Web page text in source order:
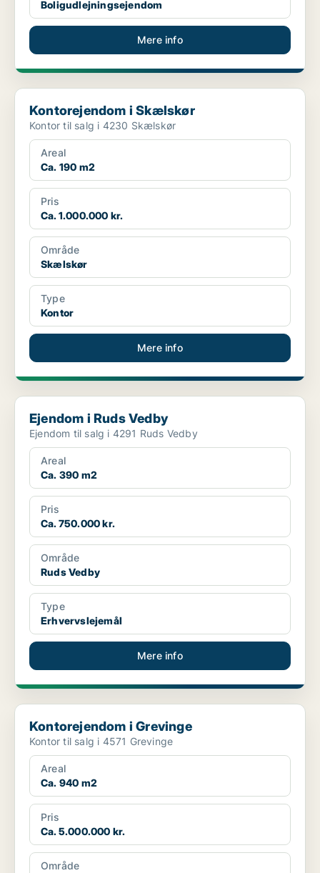
Boligudlejningsejendom
Mere info
Kontorejendom i Skælskør
Kontorejendom i Skælskør
Kontor til salg i 4230 Skælskør
Areal
Ca. 190 m2
Pris
Ca. 1.000.000 kr.
Område
Skælskør
Type
Kontor
Mere info
Ejendom i Ruds Vedby
Ejendom i Ruds Vedby
Ejendom til salg i 4291 Ruds Vedby
Areal
Ca. 390 m2
Pris
Ca. 750.000 kr.
Område
Ruds Vedby
Type
Erhvervslejemål
Mere info
Kontorejendom i Grevinge
Kontorejendom i Grevinge
Kontor til salg i 4571 Grevinge
Areal
Ca. 940 m2
Pris
Ca. 5.000.000 kr.
Område